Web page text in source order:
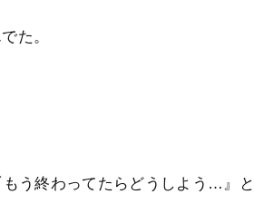
た。
う終わってたらどうしよう…』